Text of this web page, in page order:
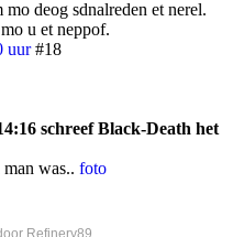
deog sdnalreden et nerel.
u et neppof.
uur #18
schreef Black-Death het
was.. foto
Refinery89